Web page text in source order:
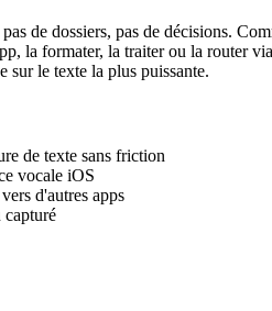
de dossiers, pas de décisions.
la formater, la traiter ou la router
sur le texte la plus puissante.
de texte sans friction
vocale iOS
d'autres apps
capturé